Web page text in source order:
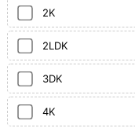
2K
2LDK
3DK
4K